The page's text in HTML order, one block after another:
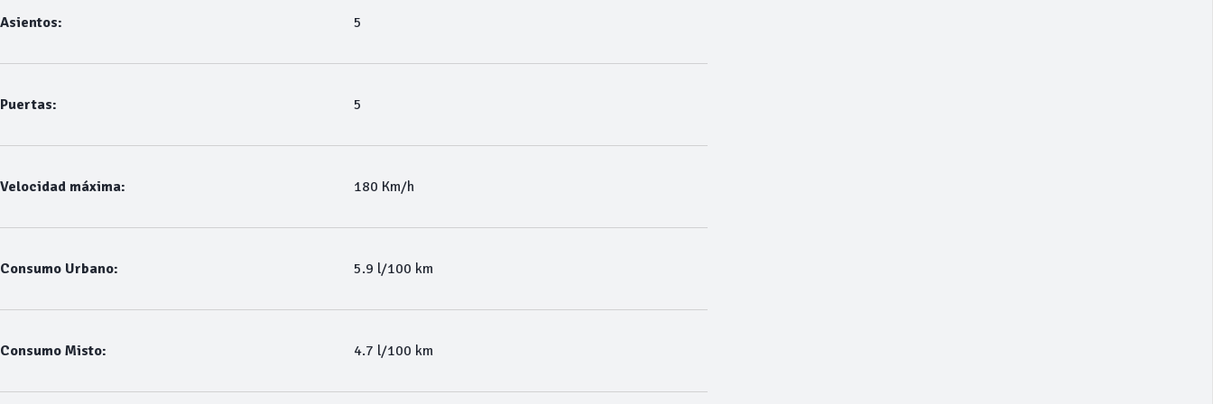
Asientos: 5
Puertas: 5
Velocidad máxima: 180 Km/h
Consumo Urbano: 5.9 l/100 km
Consumo Misto: 4.7 l/100 km